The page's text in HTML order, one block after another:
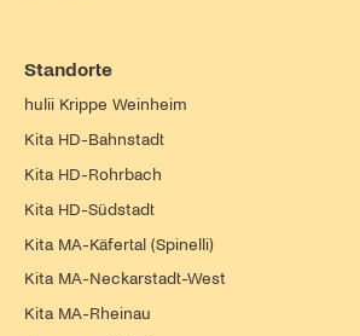
Standorte
hulii Krippe Weinheim
Kita HD-Bahnstadt
Kita HD-Rohrbach
Kita HD-Südstadt
Kita MA-Käfertal (Spinelli)
Kita MA-Neckarstadt-West
Kita MA-Rheinau